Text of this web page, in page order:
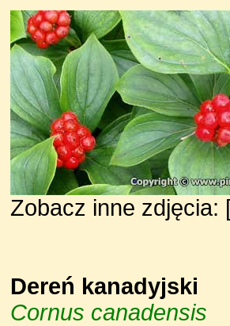
Zobacz inne zdjęcia:
Dereń kanadyjski
Cornus canadensis